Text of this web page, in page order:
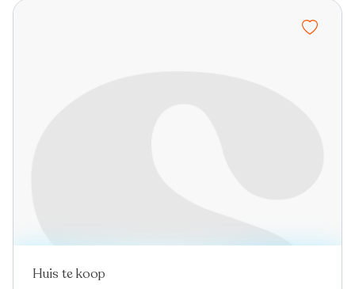
Huis te koop